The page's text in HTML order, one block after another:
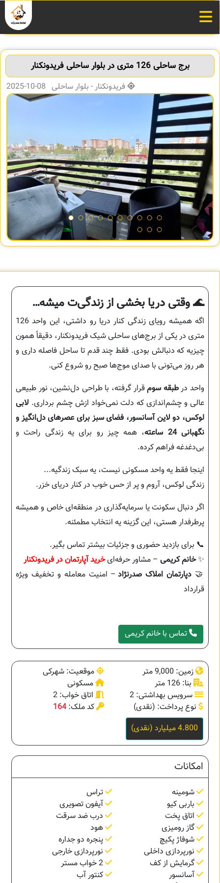
برج ساحلی 126 متری در بلوار ساحلی فریدونکنار
فریدونکنار - بلوار ساحلی 08-10-2025
🌊وقتی دریا بخشی از زندگی‌ت میشه…
اگه همیشه رویای زندگی کنار دریا رو داشتی، این واحد 126
متری در یکی از برج‌های ساحلی شیک فریدونکنار، دقیقاً همون
چیزیه که دنبالش بودی. فقط چند قدم تا ساحل فاصله داری و
هر روز می‌تونی با صدای موج‌ها صبح رو شروع کنی.
واحد درطبقه سومقرار گرفته، با طراحی دل‌نشین، نور طبیعی
عالی و چشم‌اندازی که دلت نمی‌خواد ازش چشم برداری. لابی
لوکس، دو لاین آسانسور، فضای سبز برای عصرهای دل‌انگیز و
نگهبانی 24 ساعته
، همه چیز رو برای یه زندگی راحت و
بی‌دغدغه فراهم کرده.
اینجا فقط یه واحد مسکونی نیست، یه سبک زندگیه...
زندگی لوکس، آروم و پر از حس خوب در کنار دریای خزر.
اگر دنبال سکونت یا سرمایه‌گذاری در منطقه‌ای خاص و همیشه
پرطرفدار هستی، این گزینه یه انتخاب مطمئنه.
📞 برای بازدید حضوری و جزئیات بیشتر تماس بگیر.
✨خانم کریمی – مشاور حرفه‌ایخرید آپارتمان در فریدونکنار
🤝 دپارتمان املاک صدرنژاد– امنیت معامله و تخفیف ویژه
قرارداد
تماس با خانم کریمی
زمین: 9,000 متر
موقعیت: شهرکی
بنا: 126 متر
مسکونی
سرویس بهداشتی: 2
اتاق خواب: 2
نوع پرداخت: (نقدی)
کد ملک:164
4.800 میلیارد (نقدی)
امکانات
شومینه
تراس
باربی کیو
آیفون تصویری
اتاق پخت
درب ضد سرقت
گاز رومیزی
هود
شوفاژ پکیچ
پنجره دو جداره
نورپردازی داخلی
نورپردازی خارجی
گرمایش از کف
2 خواب مستر
آسانسور
کنتور آب